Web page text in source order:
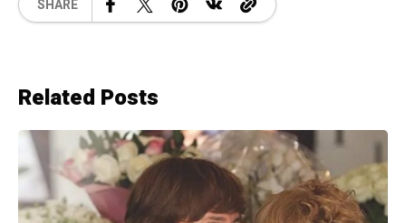
SHARE
Related Posts